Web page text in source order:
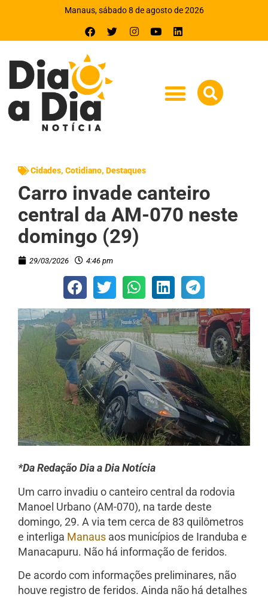
Manaus, sábado 8 de agosto de 2026
Cidades, Cotidiano, Destaques
Carro invade canteiro
central da AM-070 neste
domingo (29)
29/03/2026 4:46 pm
*Da Redação Dia a Dia Notícia
Um carro invadiu o canteiro central da rodovia
Manoel Urbano (AM-070), na tarde deste
domingo, 29. A via tem cerca de 83 quilômetros
e interliga Manaus aos municípios de Iranduba e
Manacapuru. Não há informação de feridos.
De acordo com informações preliminares, não
houve registro de feridos. Ainda não há detalhes